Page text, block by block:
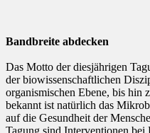
Bandbreite abdecken
Das Motto der diesjährigen
der biowissenschaftlichen
organismischen Ebene, bis hin
bekannt ist natürlich das
auf die Gesundheit der
Tagung sind Interventionen bei